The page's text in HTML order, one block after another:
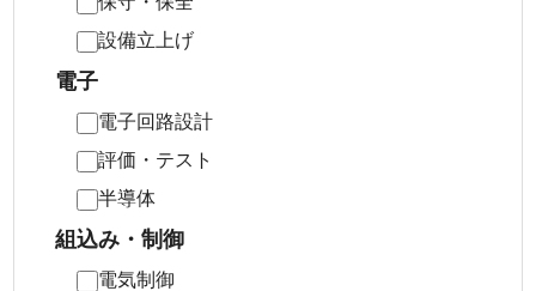
設備立上げ
電子
電子回路設計
評価・テスト
半導体
組込み・制御
電気制御